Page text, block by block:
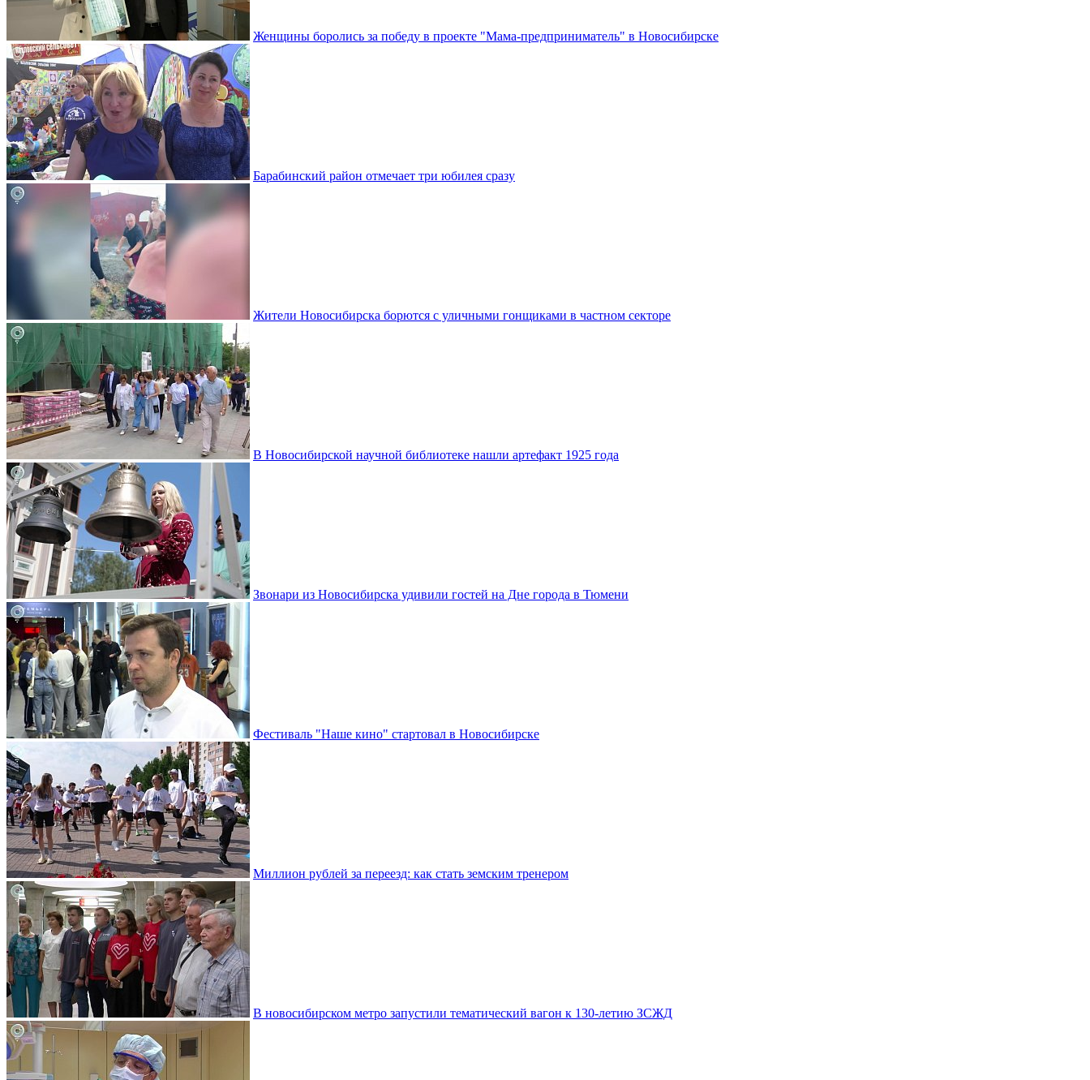
Женщины боролись за победу в проекте "Мама-предприниматель" в Новосибирске
Барабинский район отмечает три юбилея сразу
Жители Новосибирска борются с уличными гонщиками в частном секторе
В Новосибирской научной библиотеке нашли артефакт 1925 года
Звонари из Новосибирска удивили гостей на Дне города в Тюмени
Фестиваль "Наше кино" стартовал в Новосибирске
Миллион рублей за переезд: как стать земским тренером
В новосибирском метро запустили тематический вагон к 130-летию ЗСЖД